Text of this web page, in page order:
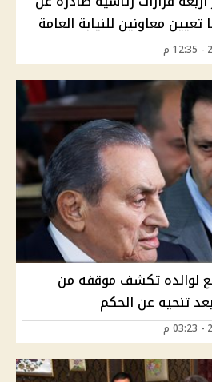
معاونين للنيابة العامة
لوالده تكشف موقفه من
تنحيه عن الحكم